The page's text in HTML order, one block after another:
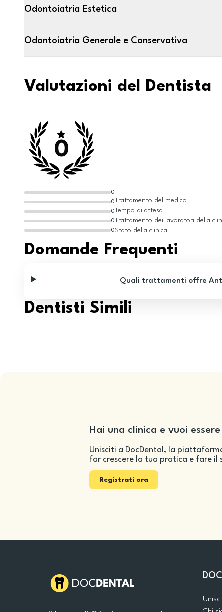
Odontoiatria Estetica
Odontoiatria Generale e Conservativa
Valutazioni del Dentista
0
0
0
0
0
0
Trattamento del medico
Tempo di attesa
Trattamento dei lavoratori della
Stato della clinica
Domande Frequenti
Quali trattamenti offre
Dentisti Simili
Hai una clinica e vuoi
Unisciti a DocDental, la
far crescere la tua pratica e fare il
Registrati ora